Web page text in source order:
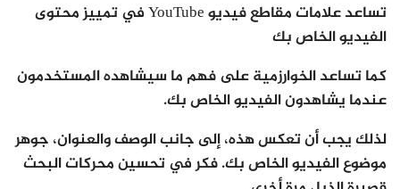
تساعد علامات مقاطع فيديو YouTube في تمييز محتوى
الفيديو الخاص بك
كما تساعد الخوارزمية على فهم ما سيشاهده المستخدمون
عندما يشاهدون الفيديو الخاص بك.
لذلك يجب أن تعكس هذه، إلى جانب الوصف والعنوان، جوهر
موضوع الفيديو الخاص بك. فكر في تحسين محركات البحث